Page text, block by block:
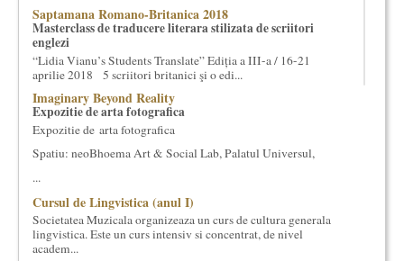
cei care il finantateaza sunt in rubricile de mai jos.
Saptamana Romano-Britanica 2018
Masterclass de traducere literara stilizata de scriitori
englezi
“Lidia Vianu’s Students Translate” Ediția a III-a / 16-21
aprilie 2018 5 scriitori britanici şi o edi...
Imaginary Beyond Reality
Expozitie de arta fotografica
Expozitie de arta fotografica
Spatiu: neoBhoema Art & Social Lab, Palatul Universul,
...
Cursul de Lingvistica (anul I)
Societatea Muzicala organizeaza un curs de cultura generala
lingvistica. Este un curs intensiv si concentrat, de nivel
academ...